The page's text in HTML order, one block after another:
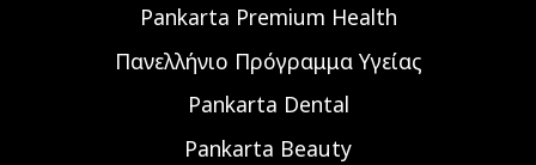
Pankarta Premium Health
Πανελλήνιο Πρόγραμμα Υγείας
Pankarta Dental
Pankarta Beauty